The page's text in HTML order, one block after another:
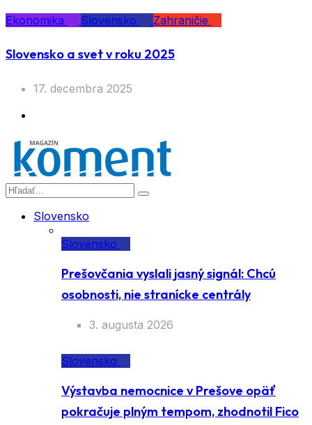
Ekonomika Slovensko Zahraničie
Slovensko a svet v roku 2025
17. decembra 2025
Slovensko
Slovensko
Prešovčania vyslali jasný signál: Chcú
osobnosti, nie stranícke centrály
3. augusta 2026
Slovensko
Výstavba nemocnice v Prešove opäť
pokračuje plným tempom, zhodnotil Fico